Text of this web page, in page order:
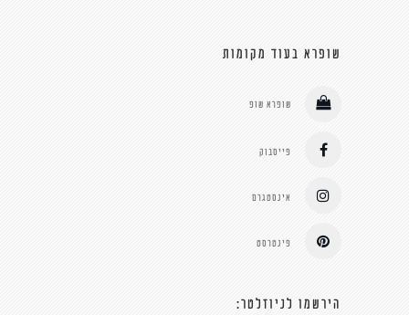
שופרא בעוד מקומות
שופרא שופ
פייסבוק
אינסטגרם
פינטרסט
הירשמו לניוזלטר: